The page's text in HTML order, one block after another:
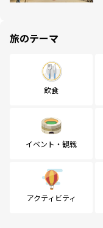
旅のテーマ
飲食
イベント・観戦
アクティビティ